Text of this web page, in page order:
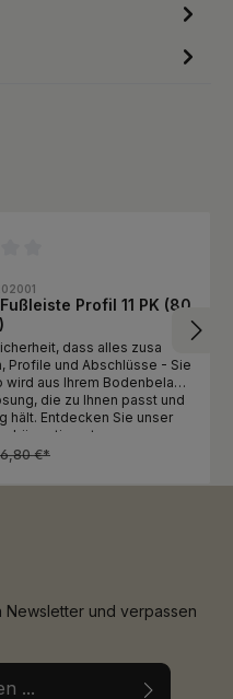
Profil 11 PK (80
dass alles zusa
Profile und Abschlüsse - Sie
wird aus Ihrem Bodenbelag
die zu Ihnen passt und
hält. Entdecken Sie unser
6,80 €*
und verpassen